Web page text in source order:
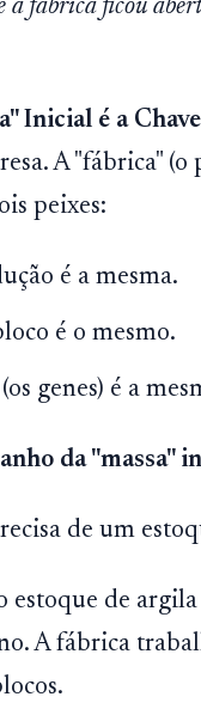
a fábrica ficou
Inicial é a Chave
A "fábrica"
peixes:
é a mesma.
é o mesmo.
genes) é a
da "massa"
de um
estoque de
A fábrica